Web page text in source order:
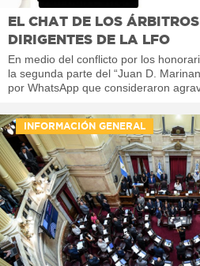
EL CHAT DE LOS
DIRIGENTES DE LA LFO
En medio del conflicto por los
la segunda parte del “Juan D.
por WhatsApp que consideraron
INFORMACIÓN GENERAL